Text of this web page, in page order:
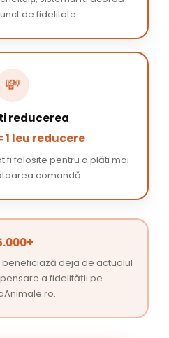
de fidelitate.
💸
reducerea
1 leu reducere
fi folosite pentru a plăti mai
comandă.
beneficiază deja de actualul
a fidelității pe